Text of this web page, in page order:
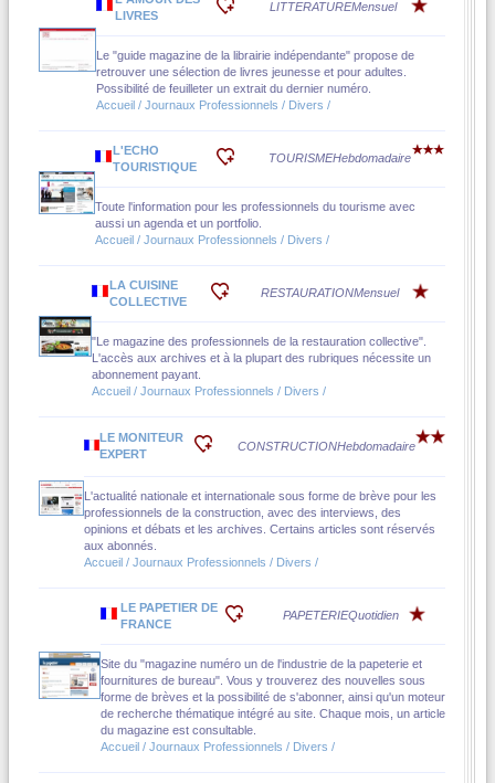
LIVRES
LITTERATUREMensuel
Le "guide magazine de la librairie indépendante" propose de
retrouver une sélection de livres jeunesse et pour adultes.
Possibilité de feuilleter un extrait du dernier numéro.
Accueil / Journaux Professionnels / Divers /
L'ECHO
TOURISTIQUE
TOURISMEHebdomadaire
Toute l'information pour les professionnels du tourisme avec
aussi un agenda et un portfolio.
Accueil / Journaux Professionnels / Divers /
LA CUISINE
COLLECTIVE
RESTAURATIONMensuel
"Le magazine des professionnels de la restauration collective".
L'accès aux archives et à la plupart des rubriques nécessite un
abonnement payant.
Accueil / Journaux Professionnels / Divers /
LE MONITEUR
EXPERT
CONSTRUCTIONHebdomadaire
L'actualité nationale et internationale sous forme de brève pour les
professionnels de la construction, avec des interviews, des
opinions et débats et les archives. Certains articles sont réservés
aux abonnés.
Accueil / Journaux Professionnels / Divers /
LE PAPETIER DE
FRANCE
PAPETERIEQuotidien
Site du "magazine numéro un de l'industrie de la papeterie et
fournitures de bureau". Vous y trouverez des nouvelles sous
forme de brèves et la possibilité de s'abonner, ainsi qu'un moteur
de recherche thématique intégré au site. Chaque mois, un article
du magazine est consultable.
Accueil / Journaux Professionnels / Divers /